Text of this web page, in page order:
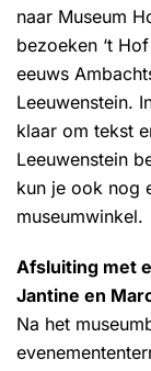
naar Museum
bezoeken ‘t
eeuws
Leeuwenstein.
klaar om tekst
Leeuwenstein
kun je ook nog
museumwinkel.
Afsluiting met
Jantine en
Na het